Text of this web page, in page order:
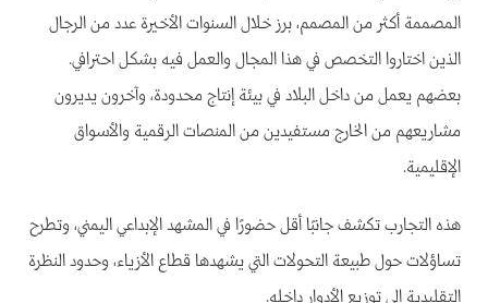
المصممة أكثر من المصمم، برز خلال السنوات الأخيرة عدد من الرجال
الذين اختاروا التخصص في هذا المجال والعمل فيه بشكل احترافي.
بعضهم يعمل من داخل البلاد في بيئة إنتاج محدودة، وآخرون يديرون
مشاريعهم من الخارج مستفيدين من المنصات الرقمية والأسواق
الإقليمية.
هذه التجارب تكشف جانبًا أقل حضورًا في المشهد الإبداعي اليمني، وتطرح
تساؤلات حول طبيعة التحولات التي يشهدها قطاع الأزياء، وحدود النظرة
التقليدية إلى توزيع الأدوار داخله.